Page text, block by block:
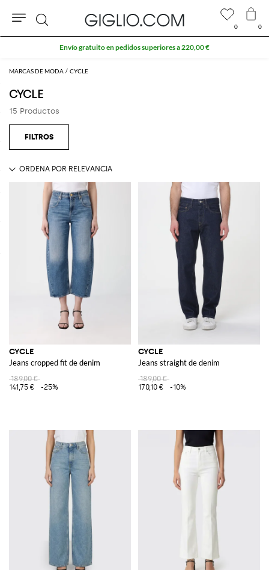
MARCAS DE MODA CYCLE
CYCLE
15 Productos
CYCLE
Jeans cropped fit de denim
189,00 €
141,75 €
-25%
CYCLE
Jeans straight de denim
189,00 €
170,10 €
-10%
0 0
Buscar
Envío gratuito en pedidos superiores a 220,00 €